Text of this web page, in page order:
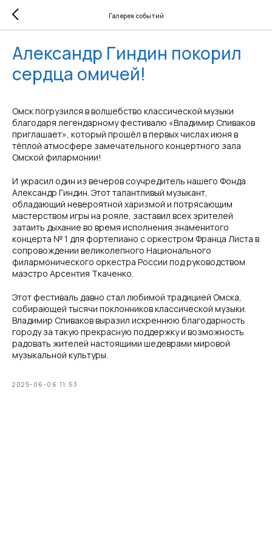
Галерея событий
Александр Гиндин покорил
сердца омичей!
Омск погрузился в волшебство классической музыки
благодаря легендарному фестивалю «Владимир Спиваков
приглашает», который прошёл в первых числах июня в
тёплой атмосфере замечательного концертного зала
Омской филармонии!
И украсил один из вечеров соучредитель нашего Фонда
Александр Гиндин. Этот талантливый музыкант,
обладающий невероятной харизмой и потрясающим
мастерством игры на рояле, заставил всех зрителей
затаить дыхание во время исполнения знаменитого
концерта № 1 для фортепиано с оркестром Франца Листа в
сопровождении великолепного Национального
филармонического оркестра России под руководством
маэстро Арсентия Ткаченко.
Этот фестиваль давно стал любимой традицией Омска,
собирающей тысячи поклонников классической музыки.
Владимир Спиваков выразил искреннюю благодарность
городу за такую прекрасную поддержку и возможность
радовать жителей настоящими шедеврами мировой
музыкальной культуры.
2025-06-06 11:53